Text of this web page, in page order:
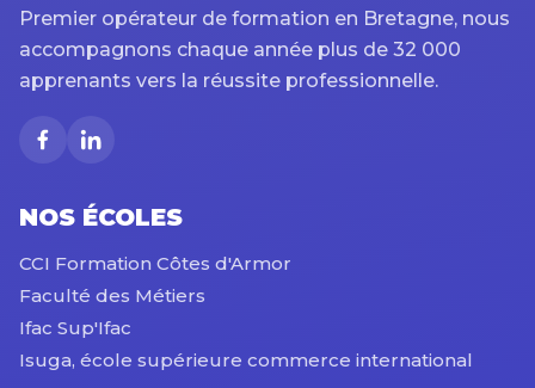
Premier opérateur de formation en Bretagne, nous
accompagnons chaque année plus de 32 000
apprenants vers la réussite professionnelle.
NOS ÉCOLES
CCI Formation Côtes d'Armor
Faculté des Métiers
Ifac Sup'Ifac
Isuga, école supérieure commerce international